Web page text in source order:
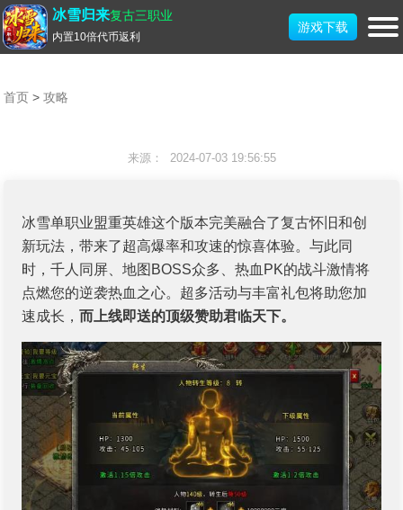
冰雪归来复古三职业
内置10倍代币返利
游戏下载
首页 >攻略
来源： 2024-07-03 19:56:55
冰雪单职业盟重英雄这个版本完美融合了复古怀旧和创
新玩法，带来了超高爆率和攻速的惊喜体验。与此同
时，千人同屏、地图BOSS众多、热血PK的战斗激情将
点燃您的逆袭热血之心。超多活动与丰富礼包将助您加
速成长，而上线即送的顶级赞助君临天下。